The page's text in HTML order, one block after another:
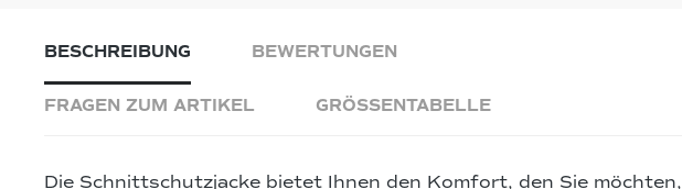
BESCHREIBUNG BEWERTUNGEN
FRAGEN ZUM ARTIKEL GRÖSSENTABELLE
Die Schnittschutzjacke bietet Ihnen den Komfort, den Sie möchten,